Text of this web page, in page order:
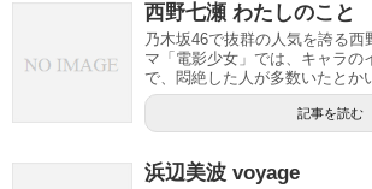
西野七瀬 わたしのこと
乃木坂46で抜群の人気を誇る西
マ「電影少女」では、キャラの
で、悶絶した人が多数いたとか
記事を読む
浜辺美波 voyage